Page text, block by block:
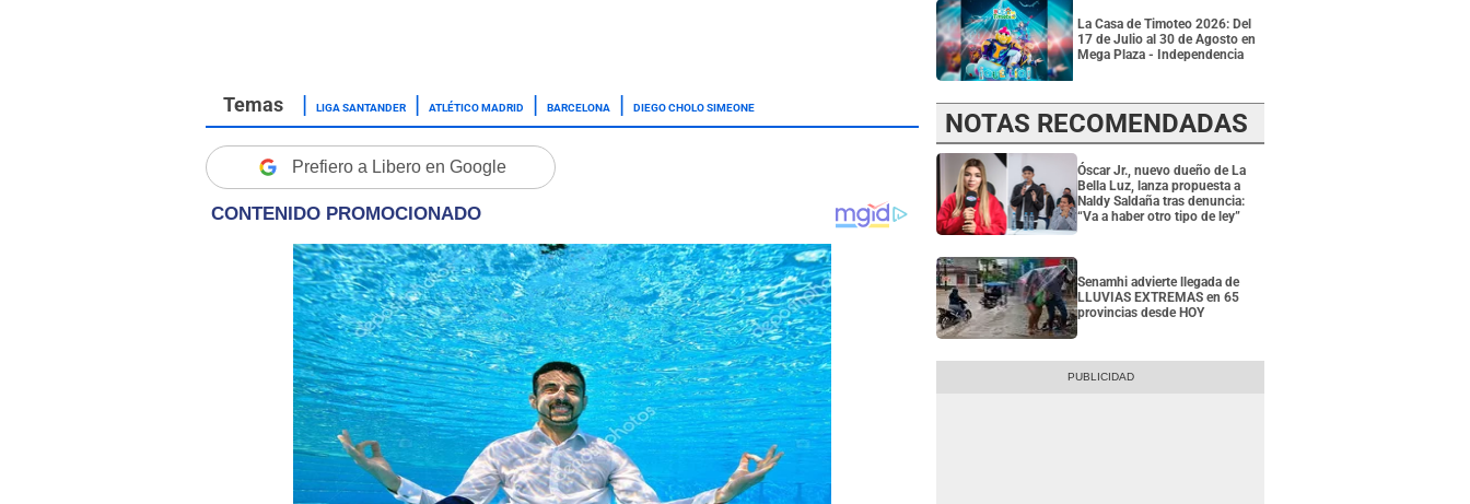
LIGA SANTANDER ATLÉTICO MADRID BARCELONA DIEGO CHOLO SIMEONE
Prefiero a Libero en Google
La Casa de Timoteo 2026: Del
17 de Julio al 30 de Agosto en
Mega Plaza - Independencia
NOTAS RECOMENDADAS
Óscar Jr., nuevo dueño de La
Bella Luz, lanza propuesta a
Naldy Saldaña tras denuncia:
“Va a haber otro tipo de ley”
Senamhi advierte llegada de
LLUVIAS EXTREMAS en 65
provincias desde HOY